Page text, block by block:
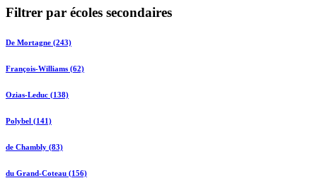
Filtrer par écoles secondaires
De Mortagne (243)
François-Williams (62)
Ozias-Leduc (138)
Polybel (141)
de Chambly (83)
du Grand-Coteau (156)